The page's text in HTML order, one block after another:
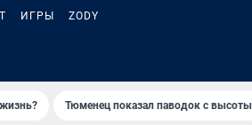
ИГРЫ ZODY
Тюменец показал паводок с высоты